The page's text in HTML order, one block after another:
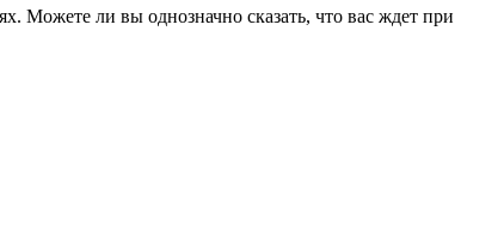
Можете ли вы однозначно сказать, что вас ждет при